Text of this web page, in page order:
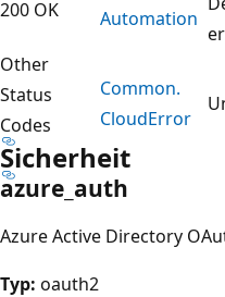
200 OK Automation
Other
Status
Codes
Common.
CloudError
Sicherheit
azure_auth
Azure Active Directory
Typ: oauth2